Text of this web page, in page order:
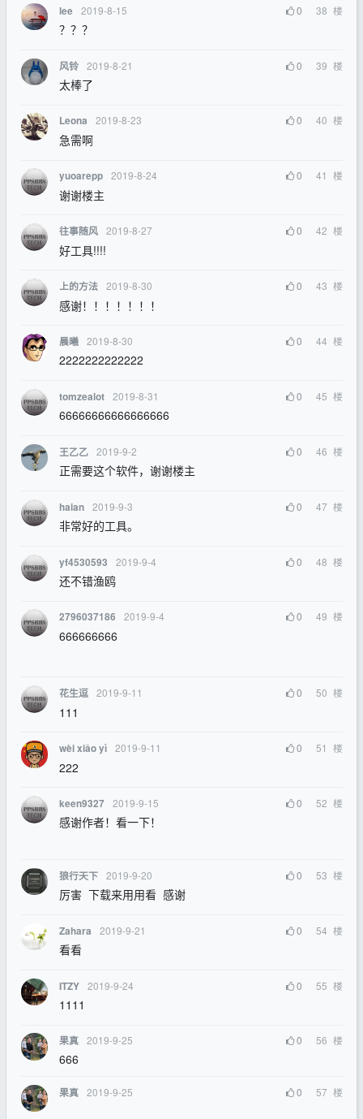
lee 2019-8-15 0 38 楼
？？？
风铃 2019-8-21 0 39 楼
太棒了
Leona 2019-8-23 0 40 楼
急需啊
yuoarepp 2019-8-24 0 41 楼
谢谢楼主
往事随风 2019-8-27 0 42 楼
好工具!!!!
上的方法 2019-8-30 0 43 楼
感谢！！！！！！！
晨曦 2019-8-30 0 44 楼
2222222222222
tomzealot 2019-8-31 0 45 楼
66666666666666666
王乙乙 2019-9-2 0 46 楼
正需要这个软件，谢谢楼主
haian 2019-9-3 0 47 楼
非常好的工具。
yf4530593 2019-9-4 0 48 楼
还不错渔鸥
2796037186 2019-9-4 0 49 楼
666666666
花生逗 2019-9-11 0 50 楼
111
wèi xiǎo yì 2019-9-11 0 51 楼
222
keen9327 2019-9-15 0 52 楼
感谢作者！看一下！
狼行天下 2019-9-20 0 53 楼
厉害 下载来用用看 感谢
Zahara 2019-9-21 0 54 楼
看看
ITZY 2019-9-24 0 55 楼
1111
果真 2019-9-25 0 56 楼
666
果真 2019-9-25 0 57 楼